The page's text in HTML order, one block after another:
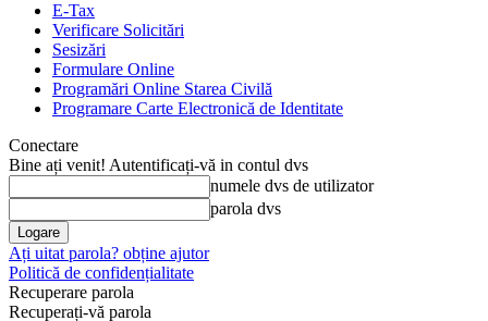
E-Tax
Verificare Solicitări
Sesizări
Formulare Online
Programări Online Starea Civilă
Programare Carte Electronică de Identitate
Conectare
Bine ați venit! Autentificați-vă in contul dvs
numele dvs de utilizator
parola dvs
Ați uitat parola? obține ajutor
Politică de confidențialitate
Recuperare parola
Recuperați-vă parola